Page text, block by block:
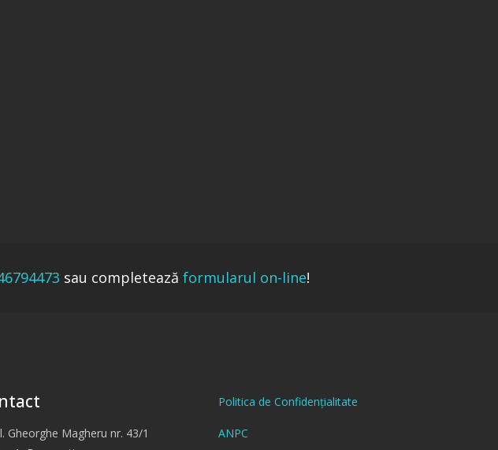
sau completează formularul on-line!
Gheorghe Magheru nr. 43/1
Politica de Confidențialitate
ANPC